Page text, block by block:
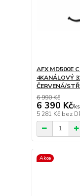
AFX MD500E
4KANÁLOVÝ
ČERVENÁ/
6 990 Kč
6 390 Kč/ks
5 281 Kč bez
Akce